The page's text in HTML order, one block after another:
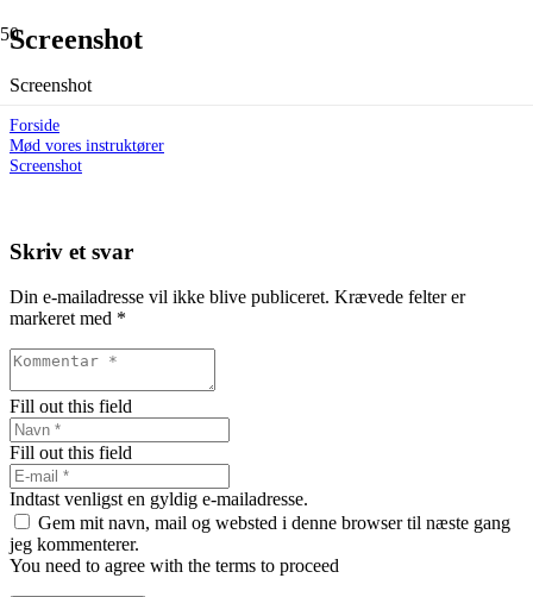
Screenshot
Screenshot
Forside
Mød vores instruktører
Screenshot
Skriv et svar
Din e-mailadresse vil ikke blive publiceret. Krævede felter er
markeret med *
Fill out this field
Fill out this field
Indtast venligst en gyldig e-mailadresse.
Gem mit navn, mail og websted i denne browser til næste gang
jeg kommenterer.
You need to agree with the terms to proceed